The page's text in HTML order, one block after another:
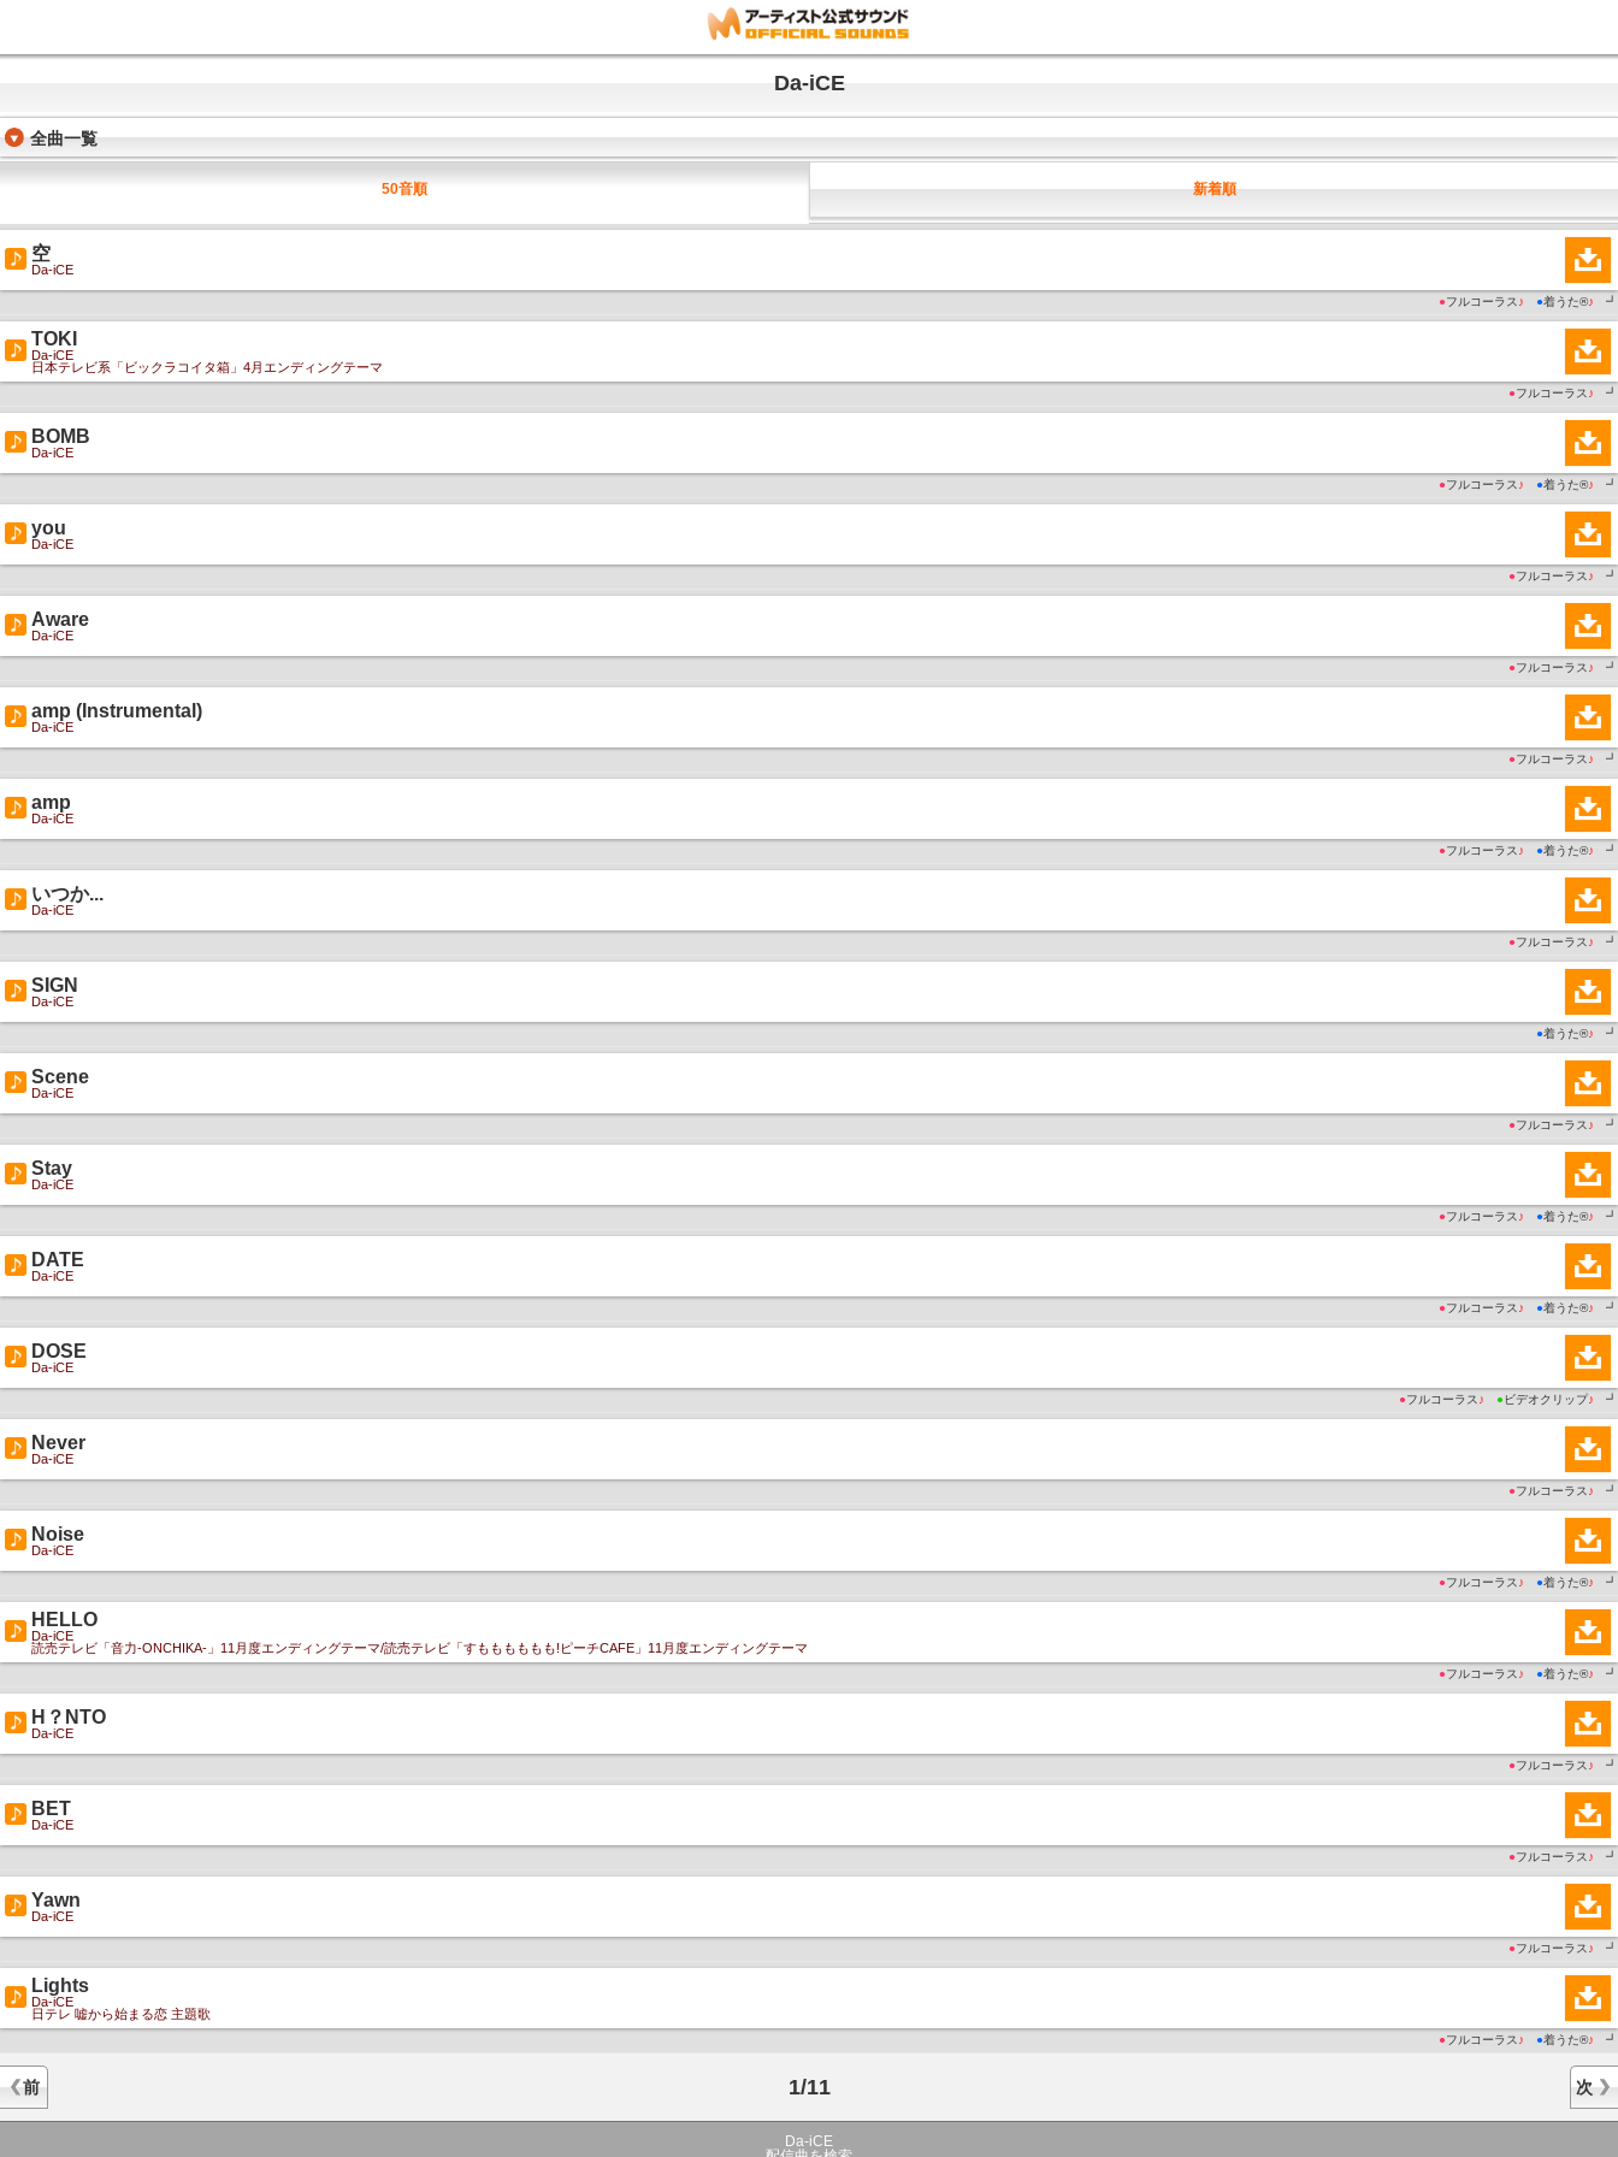
Da-iCE
全曲一覧
50音順 新着順
空
Da-iCE
●フルコーラス ♪ ●着うた®♪ ┛
TOKI
Da-iCE
日本テレビ系「ビックラコイタ箱」4月エンディングテーマ
●フルコーラス ♪ ┛
BOMB
Da-iCE
●フルコーラス ♪ ●着うた®♪ ┛
you
Da-iCE
●フルコーラス ♪ ┛
Aware
Da-iCE
●フルコーラス ♪ ┛
amp (Instrumental)
Da-iCE
●フルコーラス ♪ ┛
amp
Da-iCE
●フルコーラス ♪ ●着うた®♪ ┛
いつか...
Da-iCE
●フルコーラス ♪ ┛
SIGN
Da-iCE
●着うた®♪ ┛
Scene
Da-iCE
●フルコーラス ♪ ┛
Stay
Da-iCE
●フルコーラス ♪ ●着うた®♪ ┛
DATE
Da-iCE
●フルコーラス ♪ ●着うた®♪ ┛
DOSE
Da-iCE
●フルコーラス ♪ ● ビデオクリップ♪ ┛
Never
Da-iCE
●フルコーラス ♪ ┛
Noise
Da-iCE
●フルコーラス ♪ ●着うた®♪ ┛
HELLO
Da-iCE
読売テレビ「音力-ONCHIKA-」11月度エンディングテーマ/読売テレビ「すもももももも!ピーチCAFE」11月度エンディングテーマ
●フルコーラス ♪ ●着うた®♪ ┛
H？NTO
Da-iCE
●フルコーラス ♪ ┛
BET
Da-iCE
●フルコーラス ♪ ┛
Yawn
Da-iCE
●フルコーラス ♪ ┛
Lights
Da-iCE
日テレ 嘘から始まる恋 主題歌
●フルコーラス ♪ ●着うた®♪ ┛
前 1/11 次
Da-iCE